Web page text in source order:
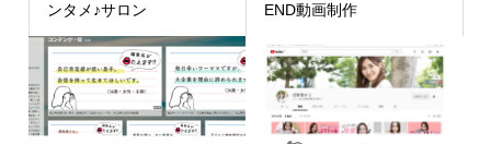
ンタメ♪サロン
END動画制作